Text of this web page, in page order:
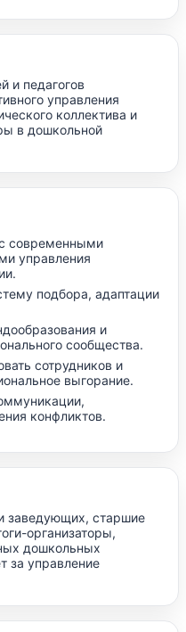
и педагогов
управления
коллектива и
в дошкольной
современными
управления
подбора, адаптации
и
сообщества.
сотрудников и
выгорание.
конфликтов.
заведующих, старшие
организаторы,
дошкольных
за управление